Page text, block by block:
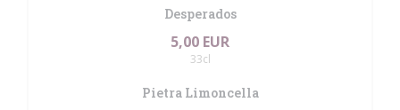
Desperados
5,00 EUR
33cl
Pietra Limoncella